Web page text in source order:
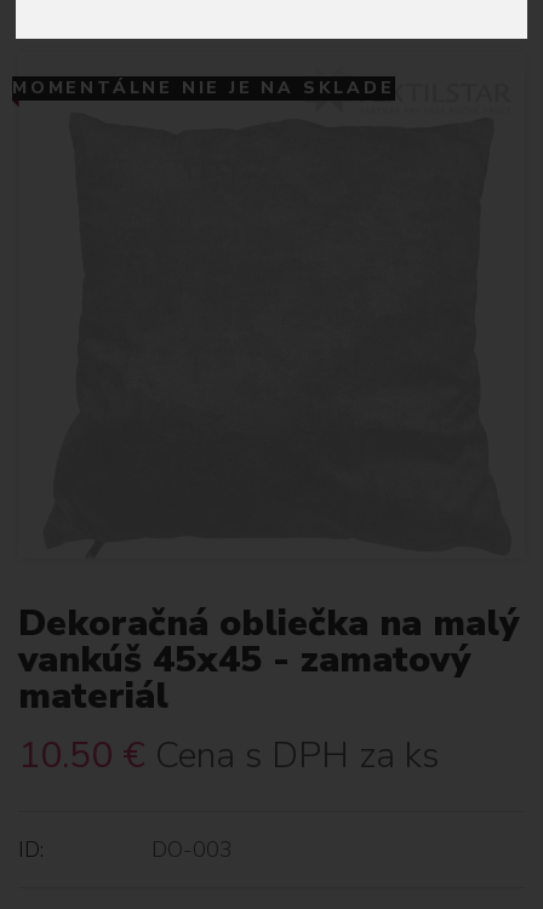
MOMENTÁLNE NIE JE NA SKLADE
Dekoračná obliečka na malý
vankúš 45x45 - zamatový
materiál
10.50 € Cena s DPH za ks
ID: DO-003